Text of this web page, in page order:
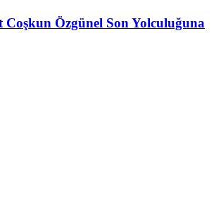
Coşkun Özgünel Son Yolculuğuna